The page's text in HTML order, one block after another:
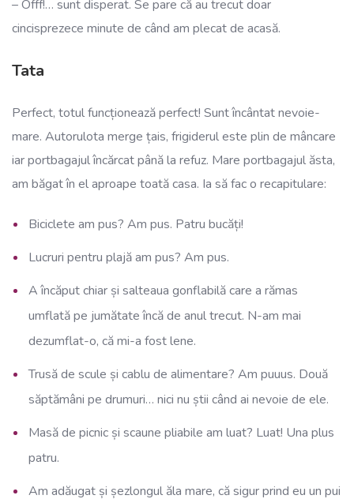
– Offf!… sunt disperat. Se pare că au trecut doar
cincisprezece minute de când am plecat de acasă.
Tata
Perfect, totul funcționează perfect! Sunt încântat nevoie-
mare. Autorulota merge țais, frigiderul este plin de mâncare
iar portbagajul încărcat până la refuz. Mare portbagajul ăsta,
am băgat în el aproape toată casa. Ia să fac o recapitulare:
Biciclete am pus? Am pus. Patru bucăți!
Lucruri pentru plajă am pus? Am pus.
A încăput chiar și salteaua gonflabilă care a rămas
umflată pe jumătate încă de anul trecut. N-am mai
dezumflat-o, că mi-a fost lene.
Trusă de scule și cablu de alimentare? Am puuus. Două
săptămâni pe drumuri… nici nu știi când ai nevoie de ele.
Masă de picnic și scaune pliabile am luat? Luat! Una plus
patru.
Am adăugat și șezlongul ăla mare, că sigur prind eu un pui